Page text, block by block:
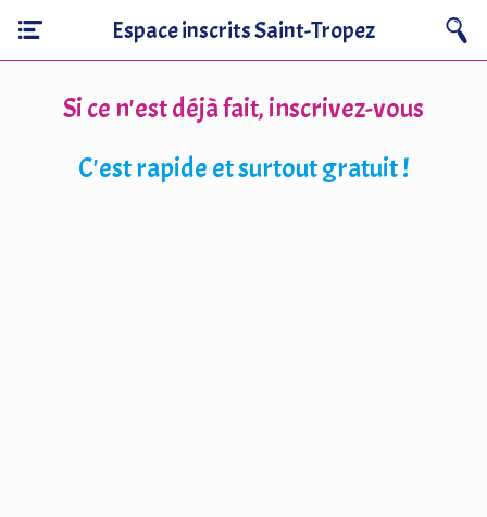
Espace inscrits Saint-Tropez
Si ce n'est déjà fait, inscrivez-vous
C'est rapide et surtout gratuit !